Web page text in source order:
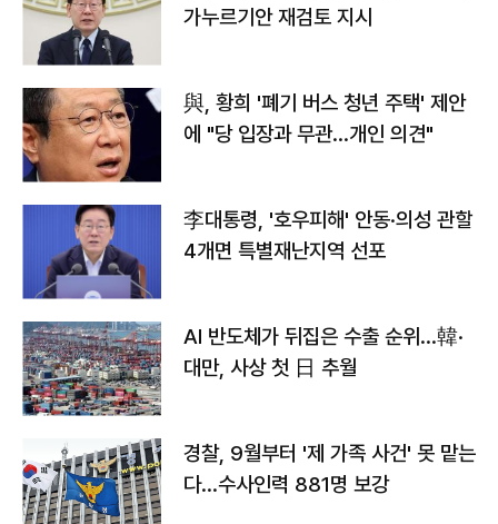
가누르기안 재검토 지시
與, 황희 '폐기 버스 청년 주택' 제안
에 "당 입장과 무관…개인 의견"
李대통령, '호우피해' 안동·의성 관할
4개면 특별재난지역 선포
AI 반도체가 뒤집은 수출 순위…韓·
대만, 사상 첫 日 추월
경찰, 9월부터 '제 가족 사건' 못 맡는
다…수사인력 881명 보강